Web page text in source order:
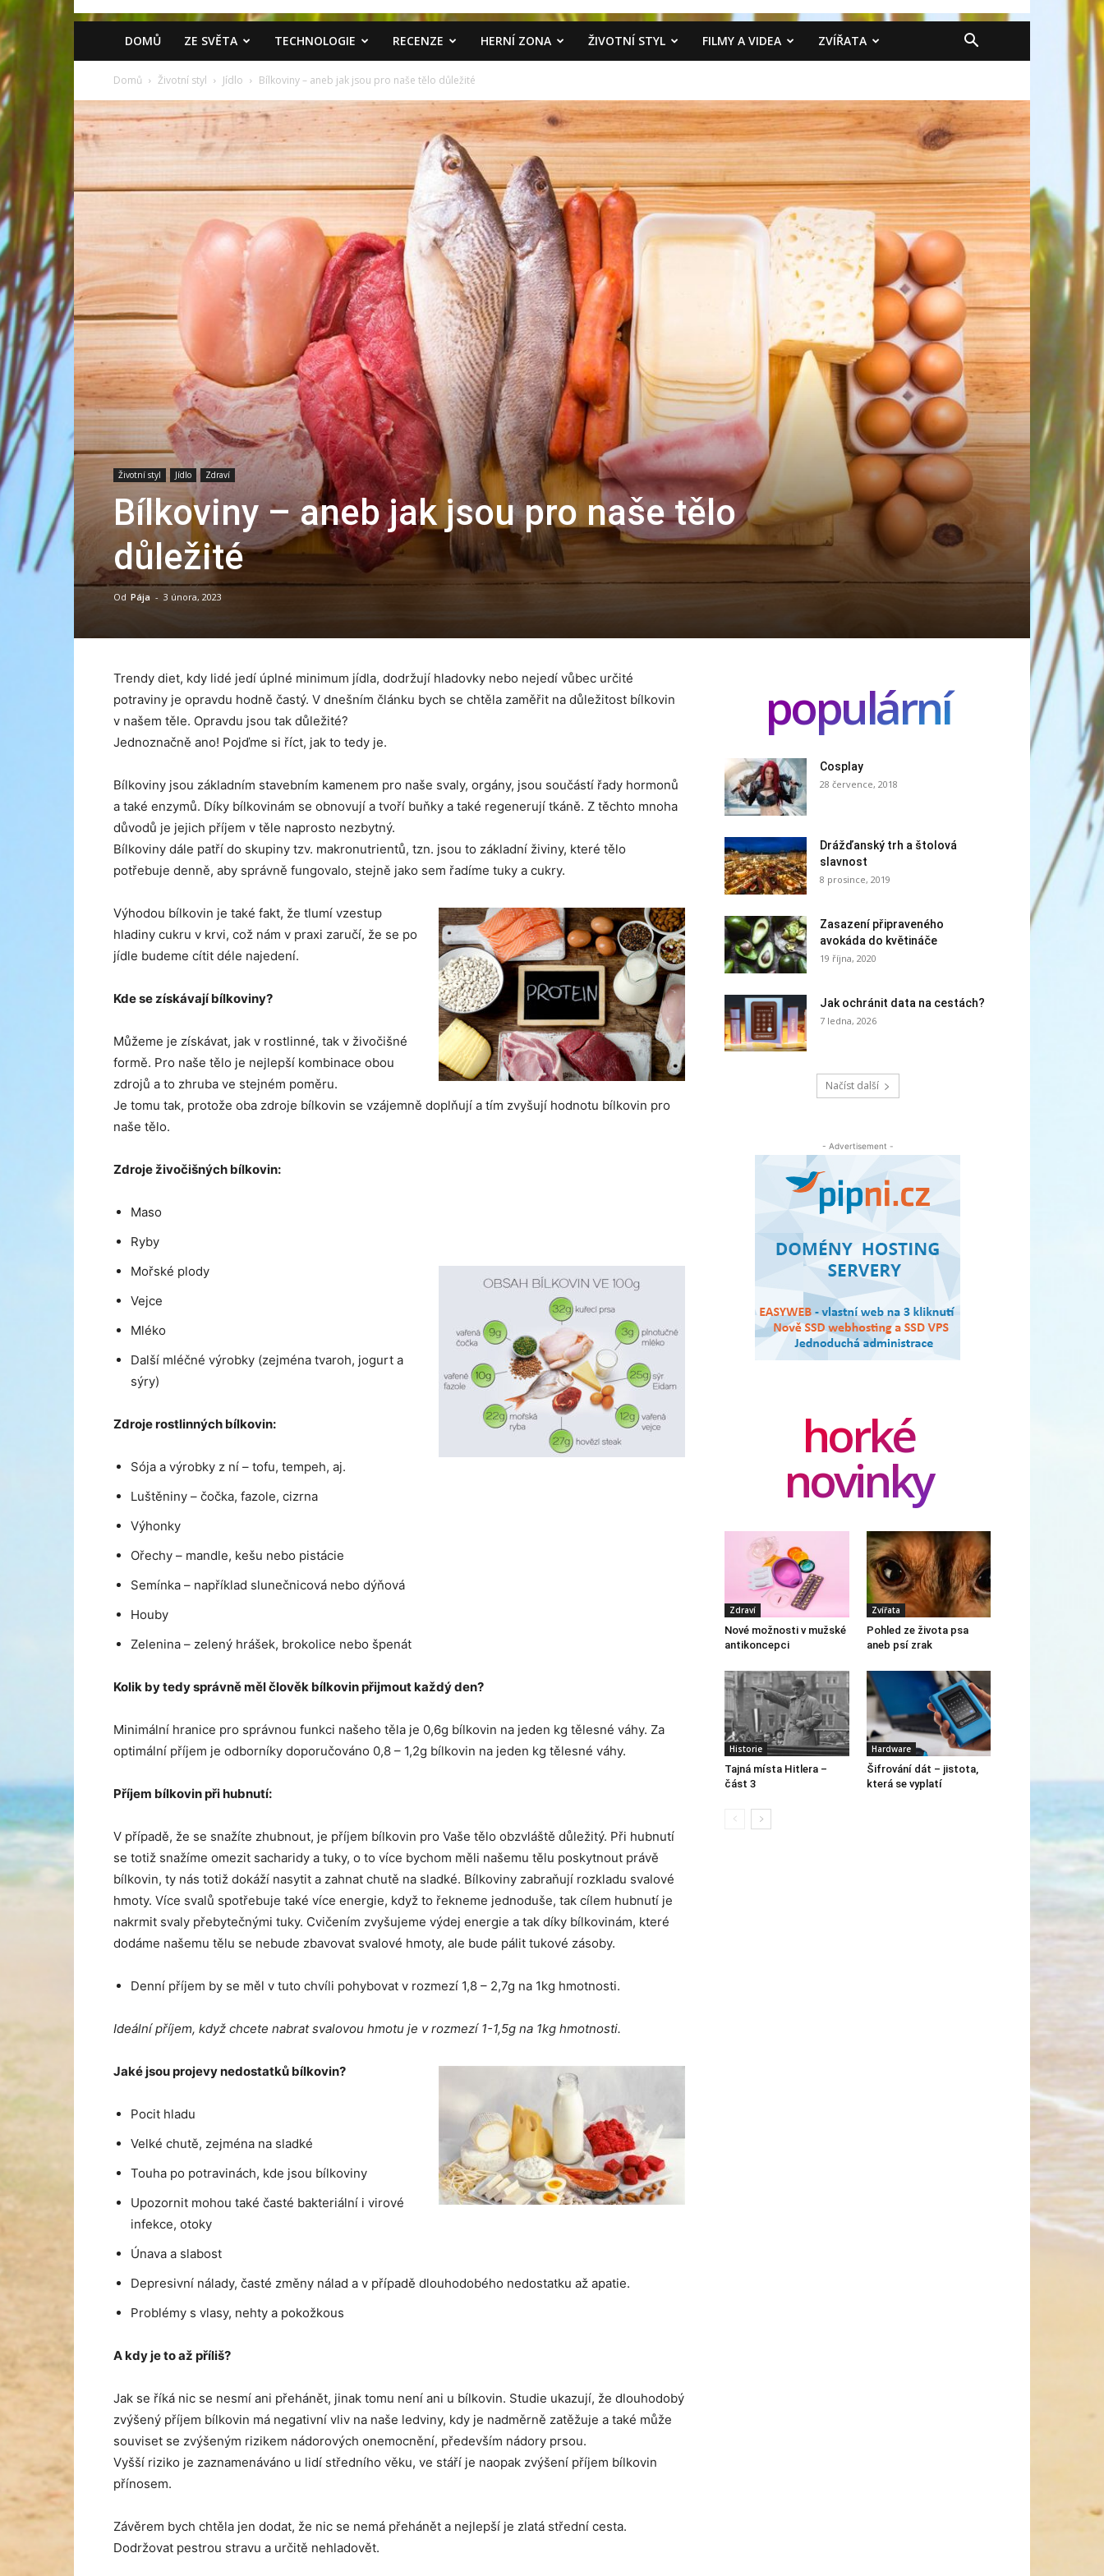
DOMŮ ZE SVĚTA TECHNOLOGIE RECENZE HERNÍ ZONA ŽIVOTNÍ STYL FILMY A VIDEA ZVÍŘATA
Domů Životní styl Jídlo Bílkoviny – aneb jak jsou pro naše tělo důležité
Životní styl Jídlo Zdraví
Bílkoviny – aneb jak jsou pro naše tělo
důležité
Od Pája - 3 února, 2023
Trendy diet, kdy lidé jedí úplné minimum jídla, dodržují hladovky nebo nejedí vůbec určité
potraviny je opravdu hodně častý. V dnešním článku bych se chtěla zaměřit na důležitost bílkovin
v našem těle. Opravdu jsou tak důležité?
Jednoznačně ano! Pojďme si říct, jak to tedy je.
Bílkoviny jsou základním stavebním kamenem pro naše svaly, orgány, jsou součástí řady hormonů
a také enzymů. Díky bílkovinám se obnovují a tvoří buňky a také regenerují tkáně. Z těchto mnoha
důvodů je jejich příjem v těle naprosto nezbytný.
Bílkoviny dále patří do skupiny tzv. makronutrientů, tzn. jsou to základní živiny, které tělo
potřebuje denně, aby správně fungovalo, stejně jako sem řadíme tuky a cukry.
Výhodou bílkovin je také fakt, že tlumí vzestup
hladiny cukru v krvi, což nám v praxi zaručí, že se po
jídle budeme cítit déle najedení.
Kde se získávají bílkoviny?
Můžeme je získávat, jak v rostlinné, tak v živočišné
formě. Pro naše tělo je nejlepší kombinace obou
zdrojů a to zhruba ve stejném poměru.
Je tomu tak, protože oba zdroje bílkovin se vzájemně doplňují a tím zvyšují hodnotu bílkovin pro
naše tělo.
Zdroje živočišných bílkovin:
Maso
Ryby
Mořské plody
Vejce
Mléko
Další mléčné výrobky (zejména tvaroh, jogurt a
sýry)
Zdroje rostlinných bílkovin:
Sója a výrobky z ní – tofu, tempeh, aj.
Luštěniny – čočka, fazole, cizrna
Výhonky
Ořechy – mandle, kešu nebo pistácie
Semínka – například slunečnicová nebo dýňová
Houby
Zelenina – zelený hrášek, brokolice nebo špenát
Kolik by tedy správně měl člověk bílkovin přijmout každý den?
Minimální hranice pro správnou funkci našeho těla je 0,6g bílkovin na jeden kg tělesné váhy. Za
optimální příjem je odborníky doporučováno 0,8 – 1,2g bílkovin na jeden kg tělesné váhy.
Příjem bílkovin při hubnutí:
V případě, že se snažíte zhubnout, je příjem bílkovin pro Vaše tělo obzvláště důležitý. Při hubnutí
se totiž snažíme omezit sacharidy a tuky, o to více bychom měli našemu tělu poskytnout právě
bílkovin, ty nás totiž dokáží nasytit a zahnat chutě na sladké. Bílkoviny zabraňují rozkladu svalové
hmoty. Více svalů spotřebuje také více energie, když to řekneme jednoduše, tak cílem hubnutí je
nakrmit svaly přebytečnými tuky. Cvičením zvyšujeme výdej energie a tak díky bílkovinám, které
dodáme našemu tělu se nebude zbavovat svalové hmoty, ale bude pálit tukové zásoby.
Denní příjem by se měl v tuto chvíli pohybovat v rozmezí 1,8 – 2,7g na 1kg hmotnosti.
Ideální příjem, když chcete nabrat svalovou hmotu je v rozmezí 1-1,5g na 1kg hmotnosti.
Jaké jsou projevy nedostatků bílkovin?
Pocit hladu
Velké chutě, zejména na sladké
Touha po potravinách, kde jsou bílkoviny
Upozornit mohou také časté bakteriální i virové
infekce, otoky
Únava a slabost
Depresivní nálady, časté změny nálad a v případě dlouhodobého nedostatku až apatie.
Problémy s vlasy, nehty a pokožkous
A kdy je to až příliš?
Jak se říká nic se nesmí ani přehánět, jinak tomu není ani u bílkovin. Studie ukazují, že dlouhodobý
zvýšený příjem bílkovin má negativní vliv na naše ledviny, kdy je nadměrně zatěžuje a také může
souviset se zvýšeným rizikem nádorových onemocnění, především nádory prsou.
Vyšší riziko je zaznamenáváno u lidí středního věku, ve stáří je naopak zvýšení příjem bílkovin
přínosem.
Závěrem bych chtěla jen dodat, že nic se nemá přehánět a nejlepší je zlatá střední cesta.
Dodržovat pestrou stravu a určitě nehladovět.
populární
Cosplay
28 července, 2018
Drážďanský trh a štolová
slavnost
8 prosince, 2019
Zasazení připraveného
avokáda do květináče
19 října, 2020
Jak ochránit data na cestách?
7 ledna, 2026
Načíst další
- Advertisement -
horké
novinky
Zdraví
Nové možnosti v mužské
antikoncepci
Zvířata
Pohled ze života psa
aneb psí zrak
Historie
Tajná místa Hitlera –
část 3
Hardware
Šifrování dát – jistota,
která se vyplatí